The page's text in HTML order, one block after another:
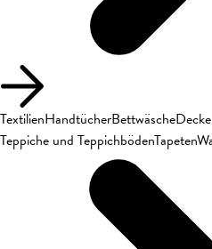
TextilienHandtücherBettwäsche
Teppiche und TeppichbödenTapeten